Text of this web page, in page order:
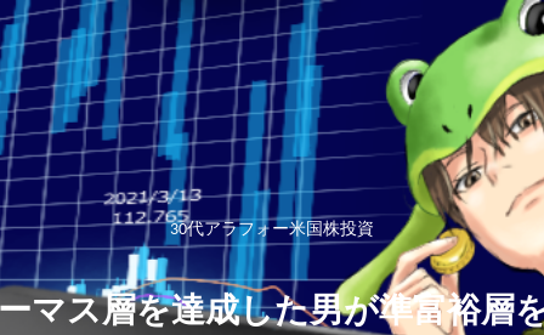
30代アラフォー米国株投資
マス層を達成した男が準富裕層